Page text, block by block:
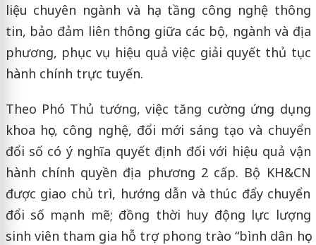
liệu chuyên ngành và hạ tầng công nghệ thông
tin, bảo đảm liên thông giữa các bộ, ngành và địa
phương, phục vụ hiệu quả việc giải quyết thủ tục
hành chính trực tuyến.
Theo Phó Thủ tướng, việc tăng cường ứng dụng
khoa học, công nghệ, đổi mới sáng tạo và chuyển
đổi số có ý nghĩa quyết định đối với hiệu quả vận
hành chính quyền địa phương 2 cấp. Bộ KH&CN
được giao chủ trì, hướng dẫn và thúc đẩy chuyển
đổi số mạnh mẽ; đồng thời huy động lực lượng
sinh viên tham gia hỗ trợ phong trào “bình dân học